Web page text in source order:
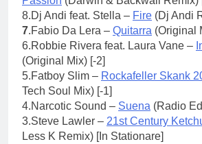
8.Dj Andi feat. Stella – Fire (Dj Andi
7.Fabio Da Lera – Quitarra (Original
6.Robbie Rivera feat. Laura Vane –
(Original Mix) [-2]
5.Fatboy Slim – Rockafeller Skank
Tech Soul Mix) [-1]
4.Narcotic Sound – Suena (Radio
3.Steve Lawler – 21st Century
Less K Remix) [In Stationare]